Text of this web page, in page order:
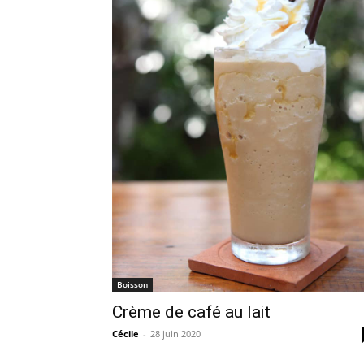
Boisson
Crème de café au lait
Cécile - 28 juin 2020